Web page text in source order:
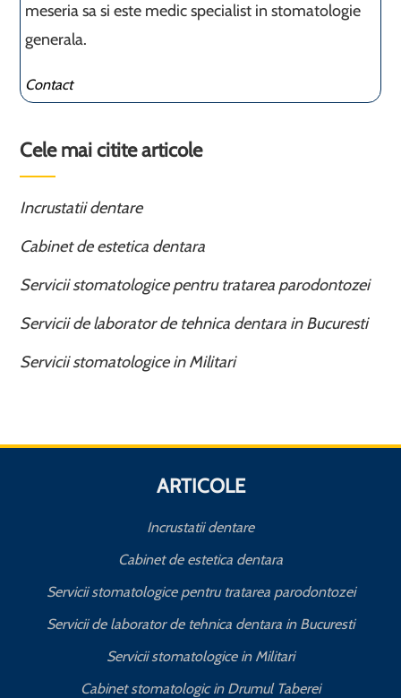
meseria sa si este medic specialist in stomatologie
generala.
Contact
Cele mai citite articole
Incrustatii dentare
Cabinet de estetica dentara
Servicii stomatologice pentru tratarea parodontozei
Servicii de laborator de tehnica dentara in Bucuresti
Servicii stomatologice in Militari
ARTICOLE
Incrustatii dentare
Cabinet de estetica dentara
Servicii stomatologice pentru tratarea parodontozei
Servicii de laborator de tehnica dentara in Bucuresti
Servicii stomatologice in Militari
Cabinet stomatologic in Drumul Taberei